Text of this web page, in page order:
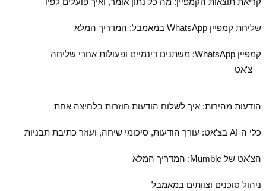
שליחת קמפיין WhatsApp במאמבל: המדריך המלא
קמפיין WhatsApp: משתנים דינמיים ופעולות אחרי שליחה
צ'אט
הודעות מהירות: איך לשלוח הודעות חוזרות בלחיצה אחת
כלי ה‑AI בצ'אט: עורך הודעות, סיכומי שיחה, ועוזר כתיבת תבניות
הצ'אט של Mumble: המדריך המלא
ניהול סוכנים וצוותים במאמבל